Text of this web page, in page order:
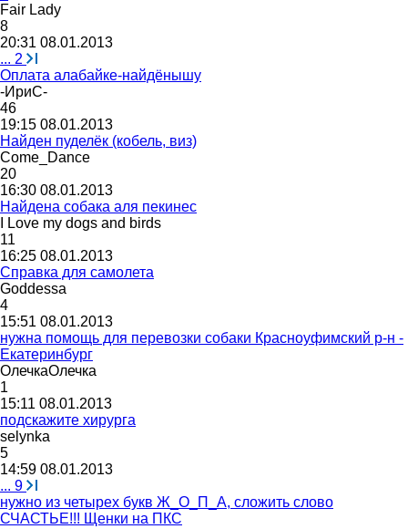
Fair Lady
8
20:31 08.01.2013
... 2
Оплата алабайке-найдёнышу
-ИриС-
46
19:15 08.01.2013
Найден пуделёк (кобель, виз)
Come_Dance
20
16:30 08.01.2013
Найдена собака аля пекинес
I Love my dogs and birds
11
16:25 08.01.2013
Справка для самолета
Goddessa
4
15:51 08.01.2013
нужна помощь для перевозки собаки Красноуфимский р-н -
Екатеринбург
ОлечкаОлечка
1
15:11 08.01.2013
подскажите хирурга
selynka
5
14:59 08.01.2013
... 9
нужно из четырех букв Ж_О_П_А, сложить слово
СЧАСТЬЕ!!! Щенки на ПКС